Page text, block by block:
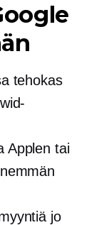
tehokas
Applen tai
jo